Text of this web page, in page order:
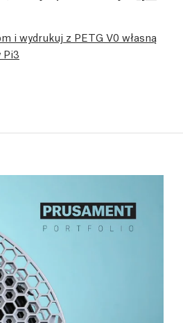
i wydrukuj z PETG V0 własną
Pi3